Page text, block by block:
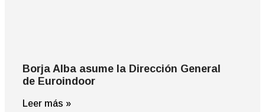
Borja Alba asume la Dirección General
de Euroindoor
Leer más »